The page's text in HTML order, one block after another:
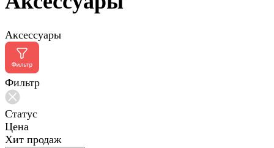
Аксессуары
Фильтр
Статус
Цена
Хит продаж